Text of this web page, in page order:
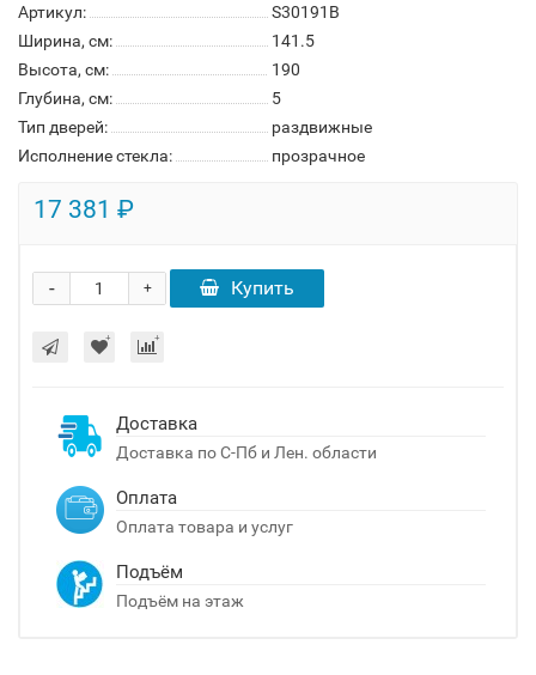
Артикул:
S30191B
Ширина, см:
141.5
Высота, см:
190
Глубина, см:
5
Тип дверей:
раздвижные
Исполнение стекла:
прозрачное
17 381 ₽
+
- Купить
Доставка
Доставка по С-Пб и Лен. области
Оплата
Оплата товара и услуг
Подъём
Подъём на этаж